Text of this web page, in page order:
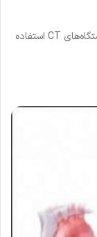
در سی تی آنژیوگرافی CTA، اساسا از همان تکنیک دستگاه‌های CT استفاده